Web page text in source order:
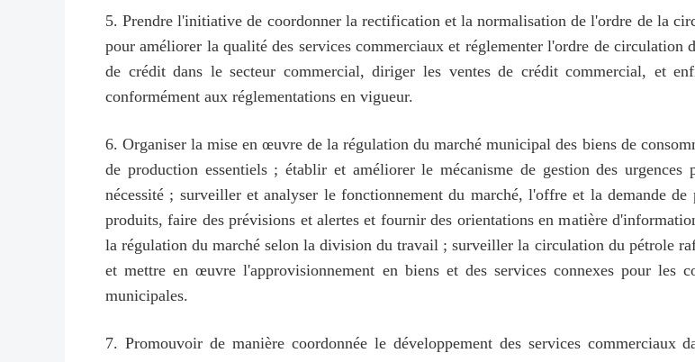
5. Prendre l'initiative de coordonner la rectification et la normalisation de l'ordre de la
pour améliorer la qualité des services commerciaux et réglementer l'ordre de circulation
de crédit dans le secteur commercial, diriger les ventes de crédit commercial, et
conformément aux réglementations en vigueur.
6. Organiser la mise en œuvre de la régulation du marché municipal des biens de
de production essentiels ; établir et améliorer le mécanisme de gestion des
nécessité ; surveiller et analyser le fonctionnement du marché, l'offre et la demande
produits, faire des prévisions et alertes et fournir des orientations en matière
la régulation du marché selon la division du travail ; surveiller la circulation du pétrole
et mettre en œuvre l'approvisionnement en biens et des services connexes pour les
municipales.
7. Promouvoir de manière coordonnée le développement des services